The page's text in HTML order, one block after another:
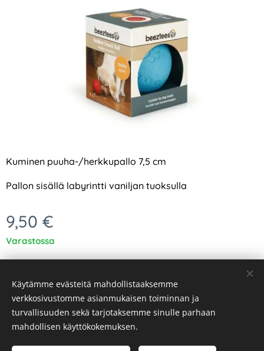
Kuminen puuha-/herkkupallo 7,5 cm
Pallon sisällä labyrintti vaniljan tuoksulla
9,50 €
Varastossa
Evästeet
Käytämme evästeitä mahdollistaaksemme
verkkosivustomme asianmukaisen toiminnan ja
turvallisuuden sekä tarjotaksemme sinulle parhaan
mahdollisen käyttökokemuksen.